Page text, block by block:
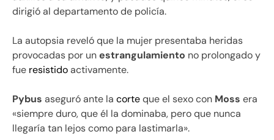
dirigió al departamento de policía.
La autopsia reveló que la mujer presentaba heridas
provocadas por unestrangulamiento no prolongado y
fue resistidoactivamente.
Pybus aseguró ante la corteque el sexo con Moss era
«siempre duro, que él la dominaba, pero que nunca
llegaría tan lejos como para lastimarla».